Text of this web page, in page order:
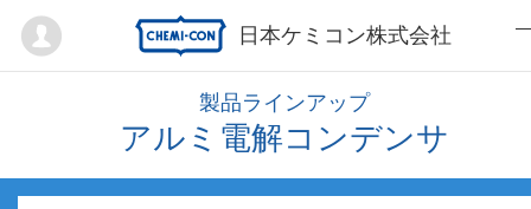
日本ケミコン株式会社
Mypage
製品ラインアップ
アルミ電解コンデンサ